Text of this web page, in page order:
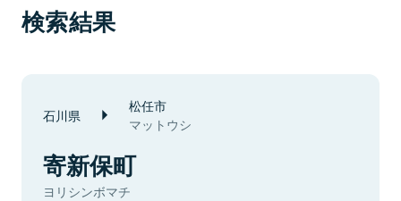
検索結果
石川県 松任市
マットウシ
寄新保町
ヨリシンボマチ